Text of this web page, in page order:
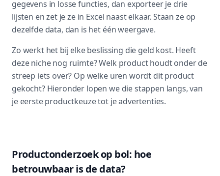
gegevens in losse functies, dan exporteer je drie
lijsten en zet je ze in Excel naast elkaar. Staan ze op
dezelfde data, dan is het één weergave.
Zo werkt het bij elke beslissing die geld kost. Heeft
deze niche nog ruimte? Welk product houdt onder de
streep iets over? Op welke uren wordt dit product
gekocht? Hieronder lopen we die stappen langs, van
je eerste productkeuze tot je advertenties.
Productonderzoek op bol: hoe
betrouwbaar is de data?